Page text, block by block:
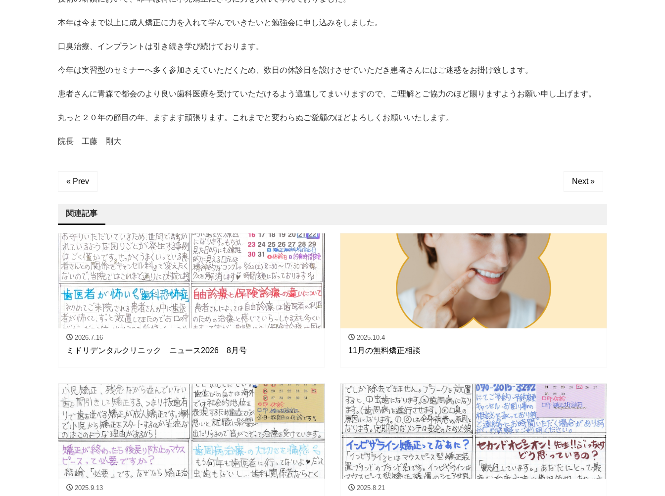
本年は今まで以上に成人矯正に力を入れて学んでいきたいと勉強会に申し込みをしました。
口臭治療、インプラントは引き続き学び続けております。
今年は実習型のセミナーへ多く参加さえていただくため、数日の休診日を設けさせていただき患者さんにはご迷惑をお掛け致します。
患者さんに青森で都会のより良い歯科医療を受けていただけるよう邁進してまいりますので、ご理解とご協力のほど賜りますようお願い申し上げます。
丸っと２０年の節目の年、ますます頑張ります。これまでと変わらぬご愛顧のほどよろしくお願いいたします。
院長 工藤 剛大
« Prev Next »
関連記事
2026.7.16
ミドリデンタルクリニック ニュース2026 8月号
2025.10.4
11月の無料矯正相談
2025.9.13 2025.8.21